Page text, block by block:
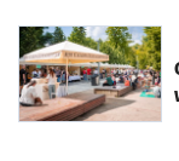
otworzy się w